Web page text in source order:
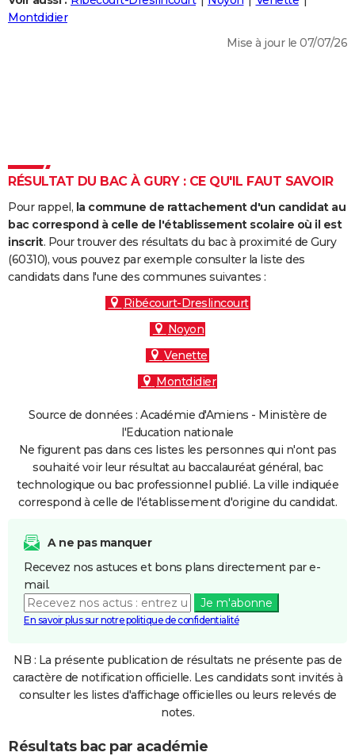
Destinations
City break
Voyage nature
Voyage de noces
Forum
Climat
+
PHOTO
Dictionnaire
Biographies
Citations
Expressions
Proverbes
PROGRAMME TV
COPAINS D'AVANT
S'inscrire
Se connecter
Lycées
Collèges
Primaires
Universités
Entreprises
Service militaire
Avis de recherche
AVIS DE DÉCÈS
FORUM
Montdidier
Mise à jour le 07/07/26
RÉSULTAT DU BAC À GURY : CE QU'IL FAUT SAVOIR
Pour rappel, la commune de rattachement d'un candidat au
bac correspond à celle de l'établissement scolaire où il est
inscrit. Pour trouver des résultats du bac à proximité de Gury
(60310), vous pouvez par exemple consulter la liste des
candidats dans l'une des communes suivantes :
Ribécourt-Dreslincourt
Noyon
Venette
Montdidier
Source de données : Académie d'Amiens - Ministère de
l'Education nationale
Ne figurent pas dans ces listes les personnes qui n'ont pas
souhaité voir leur résultat au baccalauréat général, bac
technologique ou bac professionnel publié. La ville indiquée
correspond à celle de l'établissement d'origine du candidat.
A ne pas manquer
Recevez nos astuces et bons plans directement par e-
mail.
Je m'abonne
En savoir plus sur notre politique de confidentialité
NB : La présente publication de résultats ne présente pas de
caractère de notification officielle. Les candidats sont invités à
consulter les listes d'affichage officielles ou leurs relevés de
notes.
Résultats bac par académie